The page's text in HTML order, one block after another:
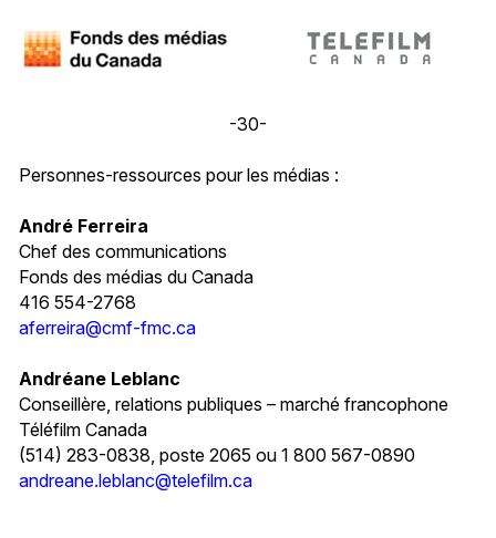
-30-
Personnes-ressources pour les médias :
André Ferreira
Chef des communications
Fonds des médias du Canada
416 554-2768
aferreira@cmf-fmc.ca
Andréane Leblanc
Conseillère, relations publiques – marché francophone
Téléfilm Canada
(514) 283-0838, poste 2065 ou 1 800 567-0890
andreane.leblanc@telefilm.ca